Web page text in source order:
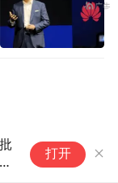
打开